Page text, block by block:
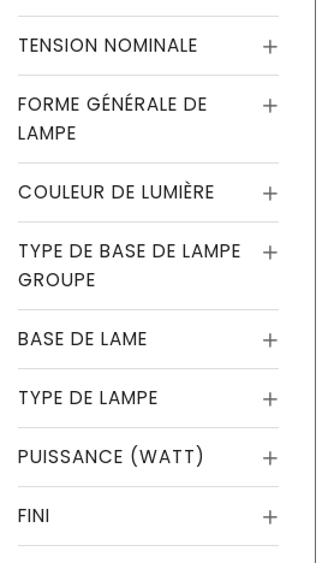
TENSION NOMINALE
FORME GÉNÉRALE DE
LAMPE
COULEUR DE LUMIÈRE
TYPE DE BASE DE LAMPE
GROUPE
BASE DE LAME
TYPE DE LAMPE
PUISSANCE (WATT)
FINI